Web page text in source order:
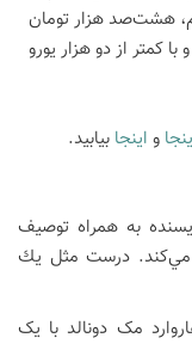
هشت‌صد هزار تومان
کمتر از دو هزار یورو
و اینجا بیابید.
به همراه توصيف
مي‌كند. درست مثل يك
مک دونالد با یک